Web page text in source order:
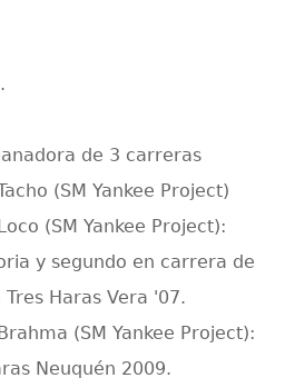
de 3 carreras
(SM Yankee Project)
(SM Yankee Project):
y segundo en carrera de
Haras Vera '07.
(SM Yankee Project):
Neuquén 2009.